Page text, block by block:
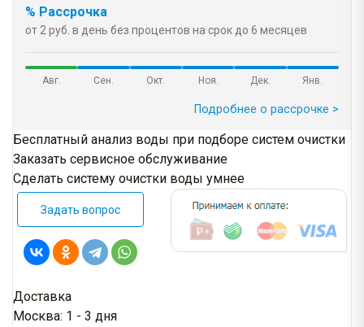
% Рассрочка
от 2 руб. в день без процентов на срок до 6 месяцев
Авг. Сен. Окт. Ноя. Дек. Янв.
Подробнее о рассрочке >
Бесплатный анализ воды при подборе систем очистки
Заказать сервисное обслуживание
Сделать систему очистки воды умнее
Задать вопрос
Доставка
Москва: 1 - 3 дня